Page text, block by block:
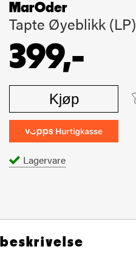
MarOder
Tapte Øyeblikk (LP)
399,-
Kjøp
Lagervare
beskrivelse